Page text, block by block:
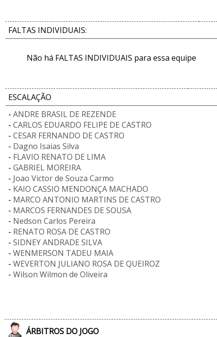
FALTAS INDIVIDUAIS:
Não há FALTAS INDIVIDUAIS para essa equipe
ESCALAÇÃO
- ANDRE BRASIL DE REZENDE
- CARLOS EDUARDO FELIPE DE CASTRO
- CESAR FERNANDO DE CASTRO
- Dagno Isaias Silva
- FLAVIO RENATO DE LIMA
- GABRIEL MOREIRA
- Joao Victor de Souza Carmo
- KAIO CASSIO MENDONÇA MACHADO
- MARCO ANTONIO MARTINS DE CASTRO
- MARCOS FERNANDES DE SOUSA
- Nedson Carlos Pereira
- RENATO ROSA DE CASTRO
- SIDNEY ANDRADE SILVA
- WENMERSON TADEU MAIA
- WEVERTON JULIANO ROSA DE QUEIROZ
- Wilson Wilmon de Oliveira
ÁRBITROS DO JOGO